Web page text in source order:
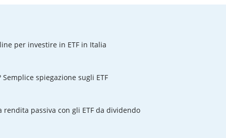
per investire in ETF in Italia
Semplice spiegazione sugli ETF
rendita passiva con gli ETF da dividendo